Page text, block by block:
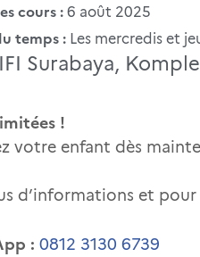
cours : 6 août 2025
temps : Les mercredis et
IFI Surabaya,
!
votre enfant dès
d’informations et
: 0812 3130 6739